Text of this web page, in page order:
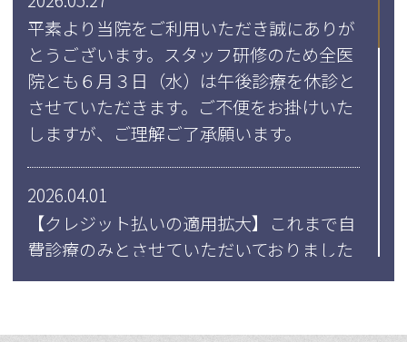
平素より当院をご利用いただき誠にありが
とうございます。スタッフ研修のため全医
院とも６月３日（水）は午後診療を休診と
させていただきます。ご不便をお掛けいた
しますが、ご理解ご了承願います。
2026.04.01
【クレジット払いの適用拡大】これまで自
費診療のみとさせていただいておりました
クレジット払いを4月１日より全医院にて
お支払いにご利用いただけるようになりま